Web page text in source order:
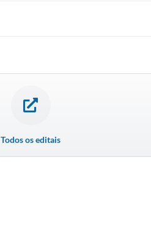
Todos os editais